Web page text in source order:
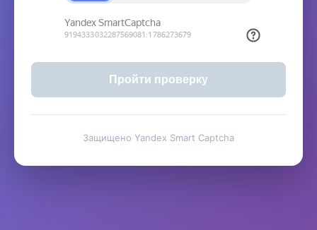
Пройти проверку
Защищено Yandex Smart Captcha